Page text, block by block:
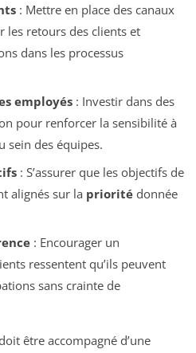
: Mettre en place des canaux
les retours des clients et
dans les processus
employés: Investir dans des
pour renforcer la sensibilité à
sein des équipes.
: S’assurer que les objectifs de
alignés sur la prioritédonnée
: Encourager un
ressentent qu’ils peuvent
sans crainte de
être accompagné d’une